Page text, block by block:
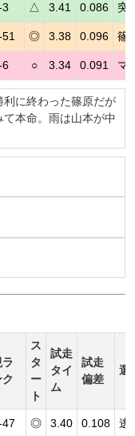
3 △ 3.41 0.086 突
◎ 3.38 0.096 篠
6 ○ 3.34 0.091 マ
に終わった篠原だが
本命。雨は山本が中
ク
ス
タ
ー
ト
試走
タイ
ム
試走
偏差
選
47 ◎ 3.40 0.108 逃